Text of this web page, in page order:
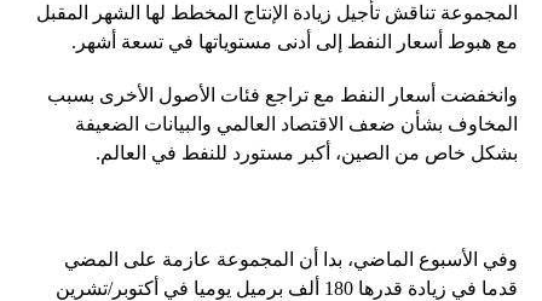
المجموعة تناقش تأجيل زيادة الإنتاج المخطط لها الشهر المقبل
مع هبوط أسعار النفط إلى أدنى مستوياتها في تسعة أشهر.
وانخفضت أسعار النفط مع تراجع فئات الأصول الأخرى بسبب
المخاوف بشأن ضعف الاقتصاد العالمي والبيانات الضعيفة
بشكل خاص من الصين، أكبر مستورد للنفط في العالم.
وفي الأسبوع الماضي، بدا أن المجموعة عازمة على المضي
قدما في زيادة قدرها 180 ألف برميل يوميا في أكتوبر/تشرين